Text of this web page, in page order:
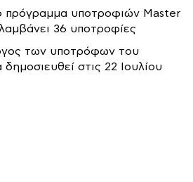
πρόγραμμα υποτροφιών Master
36 υποτροφίες
των υποτρόφων του
στις 22 Ιουλίου